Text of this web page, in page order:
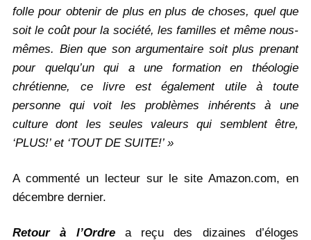
folle pour obtenir de plus en plus de choses, quel que
soit le coût pour la société, les familles et même nous-
mêmes. Bien que son argumentaire soit plus prenant
pour quelqu’un qui a une formation en théologie
chrétienne, ce livre est également utile à toute
personne qui voit les problèmes inhérents à une
culture dont les seules valeurs qui semblent être,
‘PLUS!’ et ‘TOUT DE SUITE!’ »
A commenté un lecteur sur le site Amazon.com, en
décembre dernier.
Retour à l’Ordrea reçu des dizaines d’éloges